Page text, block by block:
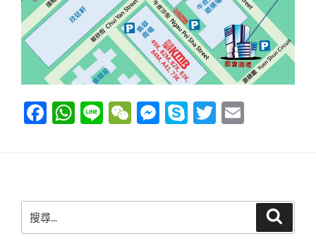
F
a
b
o
W
h
A
p
Li
n
W
e
at
M
e
n
g
S
ky
T
wi
尋